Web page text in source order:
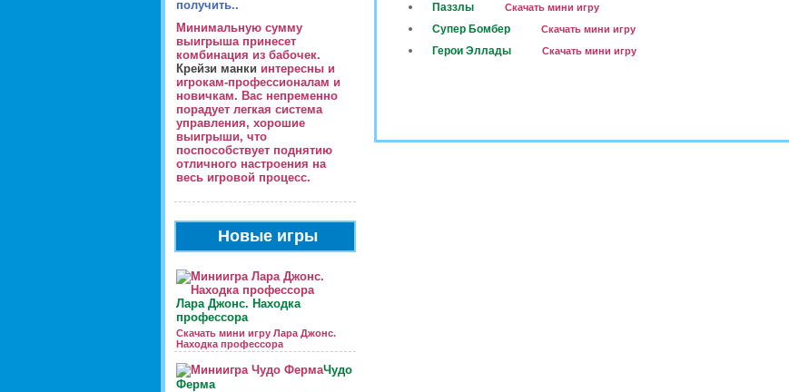
получить..
Минимальную сумму
выигрыша принесет
комбинация из бабочек.
Крейзи манки интересны и
игрокам-профессионалам и
новичкам. Вас непременно
порадует легкая система
управления, хорошие
выигрыши, что
поспособствует поднятию
отличного настроения на
весь игровой процесс.
Новые игры
Лара Джонс. Находка
профессора
Скачать мини игру Лара Джонс.
Находка профессора
Чудо
Ферма
Паззлы Скачать мини игру
Супер Бомбер Скачать мини игру
Герои Эллады Скачать мини игру